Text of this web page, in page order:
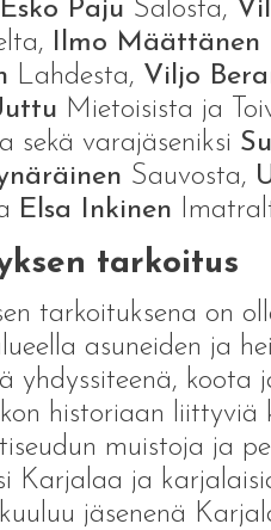
Esko Paju Salosta,
Ilmo Määttänen
Lahdesta, Viljo
Mietoisista ja
sekä varajäseniksi
Sauvosta,
Elsa Inkinen
tarkoitus
tarkoituksena on
asuneiden ja
yhdyssiteenä, koota
historiaan liittyviä
muistoja ja
Karjalaa ja
jäsenenä